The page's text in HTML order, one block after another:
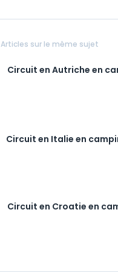
Articles sur le même sujet
Circuit en Autriche en
Circuit en Italie en
Circuit en Croatie en